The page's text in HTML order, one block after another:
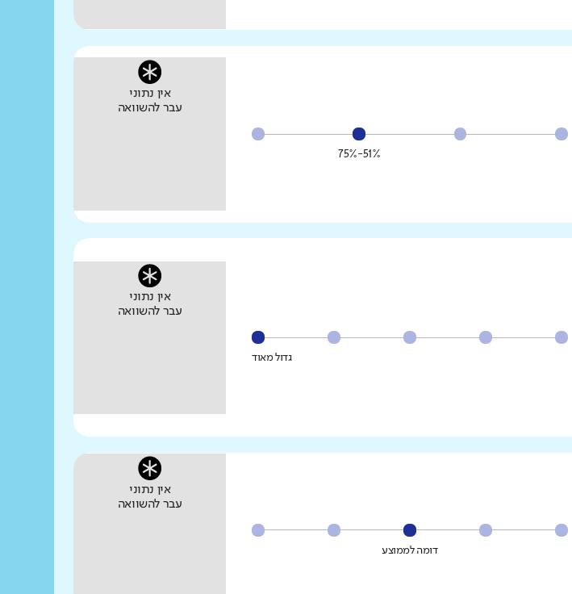
51%-75%
אין נתוני
עבר להשוואה
גדול מאוד
אין נתוני
עבר להשוואה
דומה לממוצע
אין נתוני
עבר להשוואה